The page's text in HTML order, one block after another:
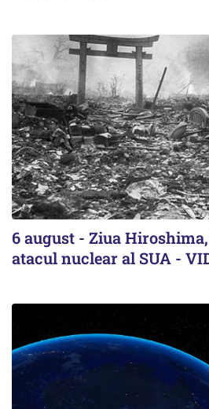
6 august - Ziua
atacul nuclear al SUA -